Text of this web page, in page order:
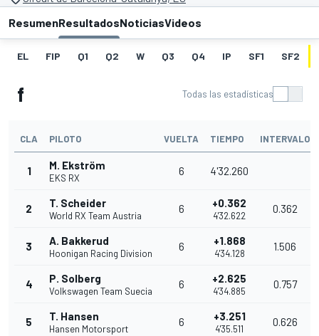
ResumenResultadosNoticiasVideos
EL FIP Q1 Q2 W Q3 Q4 IP SF1 SF2
f Todas las estadísticas
CLA PILOTO VUELTA TIEMPO INTERVALO
1 M. Ekström
EKS RX
6 4'32.260
2 T. Scheider
World RX Team Austria
6 +0.362
4'32.622
0.362
3 A. Bakkerud
Hoonigan Racing Division
6 +1.868
4'34.128
1.506
4 P. Solberg
Volkswagen Team Suecia
6 +2.625
4'34.885
0.757
5 T. Hansen
Hansen Motorsport
6 +3.251
4'35.511
0.626